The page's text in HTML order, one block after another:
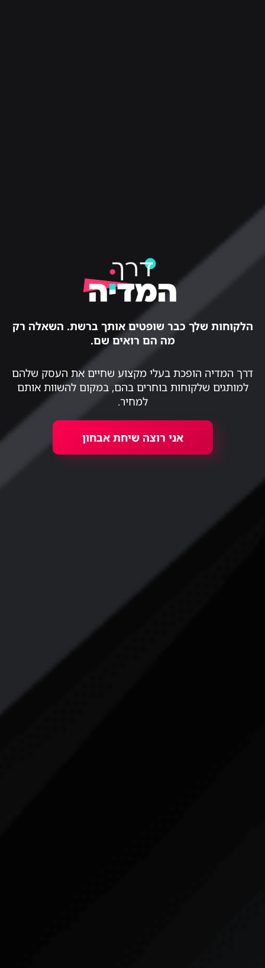
הלקוחות שלך כבר שופטים אותך ברשת. השאלה רק
מה הם רואים שם.
דרך המדיה הופכת בעלי מקצוע שחיים את העסק שלהם
למותגים שלקוחות בוחרים בהם, במקום להשוות אותם
למחיר.
אני רוצה שיחת אבחון